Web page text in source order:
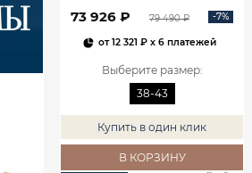
73 926 ₽ 79 490 ₽ -7%
от12 321 ₽ x 6 платежей
Выберите размер:
38-43
Купить в один клик
В КОРЗИНУ